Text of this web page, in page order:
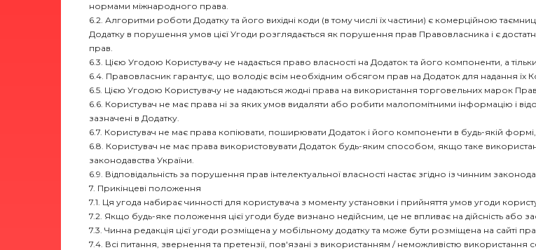
нормами міжнародного права.
6.2. Алгоритми роботи Додатку та його вихідні коди (в тому числі їх частини) є комерційною
Додатку в порушення умов цієї Угоди розглядається як порушення прав Правовласника і є
прав.
6.3. Цією Угодою Користувачу не надається право власності на Додаток та його компоненти, а
6.4. Правовласник гарантує, що володіє всім необхідним обсягом прав на Додаток для надання їх
6.5. Цією Угодою Користувачу не надаються жодні права на використання торговельних марок
6.6. Користувач не має права ні за яких умов видаляти або робити малопомітними інформацію і
зазначені в Додатку.
6.7. Користувач не має права копіювати, поширювати Додаток і його компоненти в будь-якій
6.8. Користувач не має права використовувати Додаток будь-яким способом, якщо таке
законодавства України.
6.9. Відповідальність за порушення прав інтелектуальної власності настає згідно із чинним
7. Прикінцеві положення
7.1. Ця угода набирає чинності для користувача з моменту установки і прийняття умов угоди
7.2. Якщо будь-яке положення цієї угоди буде визнано недійсним, це не впливає на дійсність або
7.3. Чинна редакція цієї угоди розміщена у мобільному додатку та може бути розміщена на сайті
7.4. Всі питання, звернення та претензії, пов'язані з використанням / неможливістю